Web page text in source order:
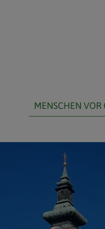
MENSCHEN VOR
Gruppen zum
Liturgische Dienste